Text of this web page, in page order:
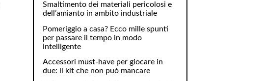
Smaltimento dei materiali pericolosi e
dell’amianto in ambito industriale
Pomeriggio a casa? Ecco mille spunti
per passare il tempo in modo
intelligente
Accessori must-have per giocare in
due: il kit che non può mancare